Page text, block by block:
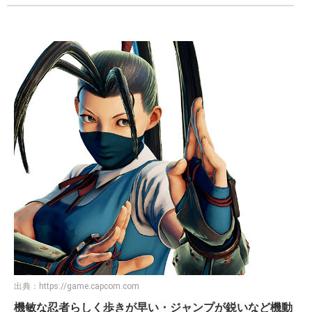
出典： https://game.capcom.com
機敏な忍者らしく歩きが早い・ジャンプが鋭いなど機動